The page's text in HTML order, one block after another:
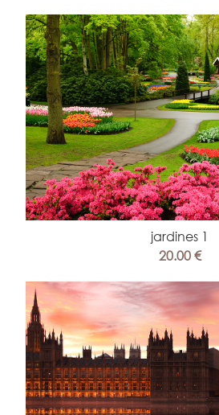
jardines 1
20.00 €